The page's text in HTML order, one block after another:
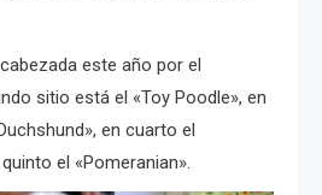
este año por el
sitio está el «Toy Poodle», en
en cuarto el
el «Pomeranian».